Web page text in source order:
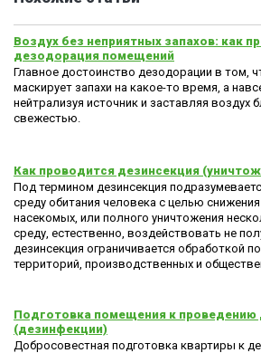
Воздух без неприятных запахов: как
дезодорация помещений
Главное достоинство дезодорации в том,
маскирует запахи на какое-то время, а
нейтрализуя источник и заставляя воздух
свежестью.
Как проводится дезинсекция
Под термином дезинсекция
среду обитания человека с целью
насекомых, или полного уничтожения
среду, естественно, воздействовать не
дезинсекция ограничивается обработкой
территорий, производственных и
Подготовка помещения к проведению
(дезинфекции)
Добросовестная подготовка квартиры к